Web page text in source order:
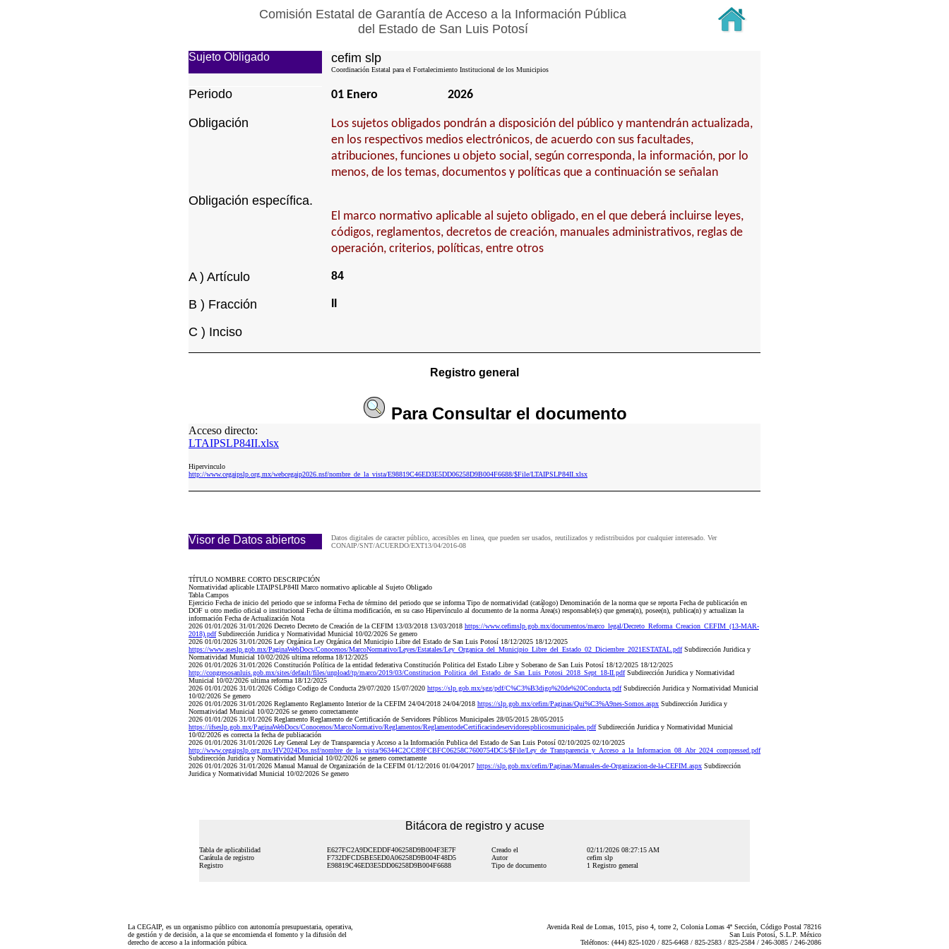
Comisión Estatal de Garantía de Acceso a la Información Pública
del Estado de San Luis Potosí
Sujeto Obligado cefim slp
Coordinación Estatal para el Fortalecimiento Institucional de los Municipios
Periodo 01 Enero 2026
Obligación
Los sujetos obligados pondrán a disposición del público y mantendrán actualizada,
en los respectivos medios electrónicos, de acuerdo con sus facultades,
atribuciones, funciones u objeto social, según corresponda, la información, por lo
menos, de los temas, documentos y políticas que a continuación se señalan
Obligación específica.
El marco normativo aplicable al sujeto obligado, en el que deberá incluirse leyes,
códigos, reglamentos, decretos de creación, manuales administrativos, reglas de
operación, criterios, políticas, entre otros
A ) Artículo 84
B ) Fracción
C ) Inciso
Registro general
Para Consultar el documento
Acceso directo:
LTAIPSLP84II.xlsx
Hipervinculo
http://www.cegaipslp.org.mx/webcegaip2026.nsf/nombre_de_la_vista/E98819C46ED3E5DD06258D9B004F6688/$File/LTAIPSLP84II.xlsx
Visor de Datos abiertos
Datos digitales de caracter público, accesibles en linea, que pueden ser usados, reutilizados y redistribuidos por cualquier interesado. Ver
CONAIP/SNT/ACUERDO/EXT13/04/2016-08
TÍTULO NOMBRE CORTO DESCRIPCIÓN
Normatividad aplicable LTAIPSLP84II Marco normativo aplicable al Sujeto Obligado
Tabla Campos
Ejercicio Fecha de inicio del periodo que se informa Fecha de término del periodo que se informa Tipo de normatividad (catálogo) Denominación de la norma que se reporta Fecha de publicación en
DOF u otro medio oficial o institucional Fecha de última modificación, en su caso Hipervínculo al documento de la norma Área(s) responsable(s) que genera(n), posee(n), publica(n) y actualizan la
información Fecha de Actualización Nota
2026 01/01/2026 31/01/2026 Decreto Decreto de Creación de la CEFIM 13/03/2018 13/03/2018 https://www.cefimslp.gob.mx/documentos/marco_legal/Decreto_Reforma_Creacion_CEFIM_(13-MAR-
2018).pdfSubdirección Juridica y Normatividad Municial 10/02/2026 Se genero
2026 01/01/2026 31/01/2026 Ley Orgánica Ley Orgánica del Municipio Libre del Estado de San Luis Potosí 18/12/2025 18/12/2025
https://www.aseslp.gob.mx/PaginaWebDocs/Conocenos/MarcoNormativo/Leyes/Estatales/Ley_Organica_del_Municipio_Libre_del_Estado_02_Diciembre_2021ESTATAL.pdfSubdirección Juridica y
Normatividad Municial 10/02/2026 ultima reforma 18/12/2025
2026 01/01/2026 31/01/2026 Constitución Política de la entidad federativa Constitución Politica del Estado Libre y Soberano de San Luis Potosí 18/12/2025 18/12/2025
http://congresosanluis.gob.mx/sites/default/files/unpload/tp/marco/2019/03/Constitucion_Politica_del_Estado_de_San_Luis_Potosi_2018_Sept_18-II.pdfSubdirección Juridica y Normatividad
Municial 10/02/2026 ultima reforma 18/12/2025
2026 01/01/2026 31/01/2026 Código Codigo de Conducta 29/07/2020 15/07/2020 https://slp.gob.mx/sgg/pdf/C%C3%B3digo%20de%20Conducta.pdfSubdirección Juridica y Normatividad Municial
10/02/2026 Se genero
2026 01/01/2026 31/01/2026 Reglamento Reglamento Interior de la CEFIM 24/04/2018 24/04/2018 https://slp.gob.mx/cefim/Paginas/Qui%C3%A9nes-Somos.aspx Subdirección Juridica y
Normatividad Municial 10/02/2026 se genero correctamente
2026 01/01/2026 31/01/2026 Reglamento Reglamento de Certificación de Servidores Públicos Municipales 28/05/2015 28/05/2015
https://ifseslp.gob.mx/PaginaWebDocs/Conocenos/MarcoNormativo/Reglamentos/ReglamentodeCertificacindeservidorespblicosmunicipales.pdfSubdirección Juridica y Normatividad Municial
10/02/2026 es correcta la fecha de publiacación
2026 01/01/2026 31/01/2026 Ley General Ley de Transparencia y Acceso a la Información Publica del Estado de San Luis Potosí 02/10/2025 02/10/2025
http://www.cegaipslp.org.mx/HV2024Dos.nsf/nombre_de_la_vista/96344C2CC89FCBFC06258C7600754DC5/$File/Ley_de_Transparencia_y_Acceso_a_la_Informacion_08_Abr_2024_compressed.pdf
Subdirección Juridica y Normatividad Municial 10/02/2026 se genero correctamente
2026 01/01/2026 31/01/2026 Manual Manual de Organización de la CEFIM 01/12/2016 01/04/2017 https://slp.gob.mx/cefim/Paginas/Manuales-de-Organizacion-de-la-CEFIM.aspx Subdirección
Juridica y Normatividad Municial 10/02/2026 Se genero
Bitácora de registro y acuse
Tabla de aplicabilidad E627FC2A9DCEDDF406258D9B004F3E7F Creado el
02/11/2026 08:27:15 AM
Carátula de registro
F732DFCD5BE5ED0A06258D9B004F48D5 Autor
cefim slp
Registro
E98819C46ED3E5DD06258D9B004F6688 Tipo de documento 1 Registro general
La CEGAIP, es un organismo público con autonomía presupuestaria, operativa,
de gestión y de decisión, a la que se encomienda el fomento y la difusión del
derecho de acceso a la información púbica.
Avenida Real de Lomas, 1015, piso 4, torre 2, Colonia Lomas 4ª Sección, Código Postal 78216
San Luis Potosí, S.L.P. México
Teléfonos: (444) 825-1020 / 825-6468 / 825-2583 / 825-2584 / 246-3085 / 246-2086